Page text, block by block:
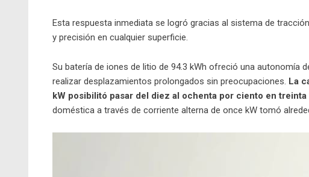
Esta respuesta inmediata se logró gracias al sistema de
y precisión en cualquier superficie.
Su batería de iones de litio de 94.3 kWh ofreció una autonomía
realizar desplazamientos prolongados sin preocupaciones. La
kW posibilitó pasar del diez al ochenta por ciento en
doméstica a través de corriente alterna de once kW tomó